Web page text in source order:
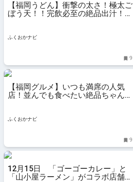
【福岡うどん】衝撃の太さ！極太ご
ぼう天！！完飲必至の絶品出汁！！
ふくおかナビ
9
【福岡グルメ】いつも満席の人気
店！並んでも食べたい絶品ちゃんぽ
ふくおかナビ
9
12月15日 「ゴーゴーカレー」と
「山小屋ラーメン」がコラボ店舗出